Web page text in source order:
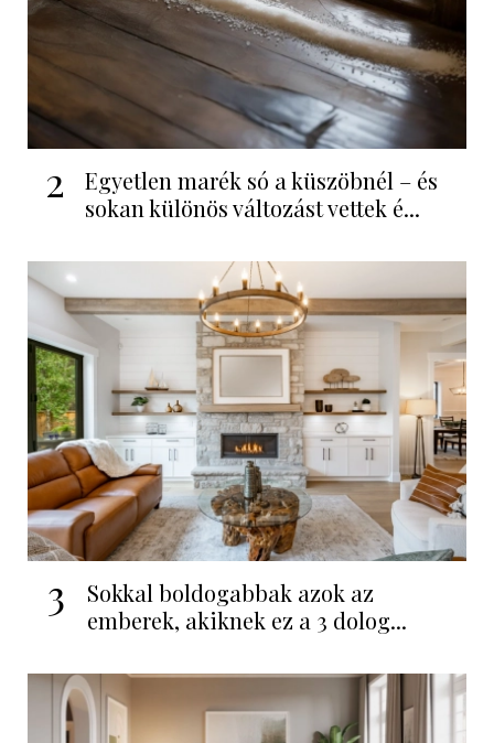
2
Egyetlen marék só a küszöbnél – és
sokan különös változást vettek é...
3
Sokkal boldogabbak azok az
emberek, akiknek ez a 3 dolog...